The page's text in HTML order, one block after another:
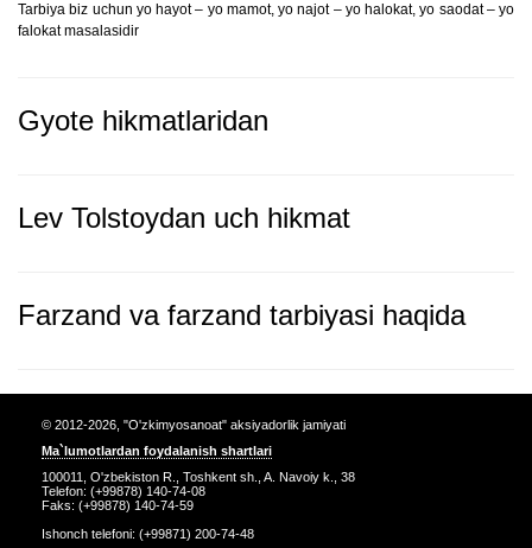
Tarbiya biz uchun yo hayot – yo mamot, yo najot – yo halokat, yo saodat – yo
falokat masalasidir
Gyote hikmatlaridan
Lev Tolstoydan uch hikmat
Farzand va farzand tarbiyasi haqida
© 2012-2026, "O'zkimyosanoat" aksiyadorlik jamiyati
Ma`lumotlardan foydalanish shartlari
100011, O'zbekiston R., Toshkent sh., A. Navoiy k., 38
Telefon: (+99878) 140-74-08
Faks: (+99878) 140-74-59
Ishonch telefoni: (+99871) 200-74-48